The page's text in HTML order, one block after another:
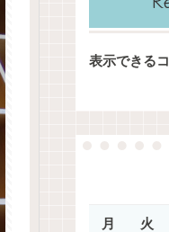
表示できる
月 火